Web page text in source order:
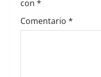
e
n
con *
Comentario *